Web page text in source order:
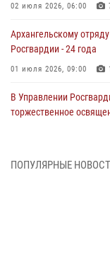
02 июля 2026, 06:00
Архангельскому
Росгвардии - 24 года
01 июля 2026, 09:00
В Управлении
торжественное
Военнослужащие по
ПОПУЛЯРНЫЕ